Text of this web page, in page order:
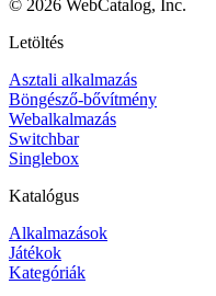
© 2026 WebCatalog, Inc.
Letöltés
Asztali alkalmazás
Böngésző-bővítmény
Webalkalmazás
Switchbar
Singlebox
Katalógus
Alkalmazások
Játékok
Kategóriák